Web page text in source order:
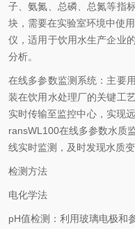
子、氨氮、总磷、总氮等指
块，需要在实验室环境中使
仪，适用于饮用水生产企业
分析。
在线多参数监测系统：主要
装在饮用水处理厂的关键工
实时传输至监控中心，实现
ransWL100在线多参数水质
线实时监测，及时发现水质
检测方法
电化学法
pH值检测：利用玻璃电极和